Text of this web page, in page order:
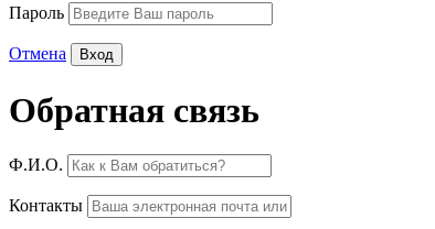
Пароль
Отмена
Обратная связь
Ф.И.О.
Контакты